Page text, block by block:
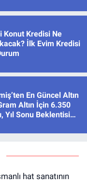
Konut Kredisi Ne
İlk Evim Kredisi
En Güncel Altın
Altın İçin 6.350
Yıl Sonu Beklentisi